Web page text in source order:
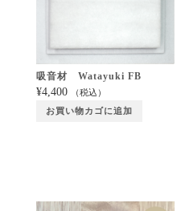
吸音材 Watayuki FB
¥4,400 （税込）
お買い物カゴに追加